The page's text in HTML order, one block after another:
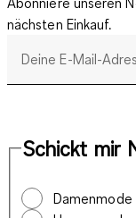
nächsten Einkauf.
Deine E-Mail-
Schickt mir
Damenmode